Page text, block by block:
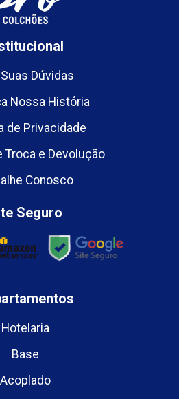
Dúvidas
Nossa História
de Privacidade
Troca e Devolução
Conosco
Seguro
Hotelaria
Base
Acoplado